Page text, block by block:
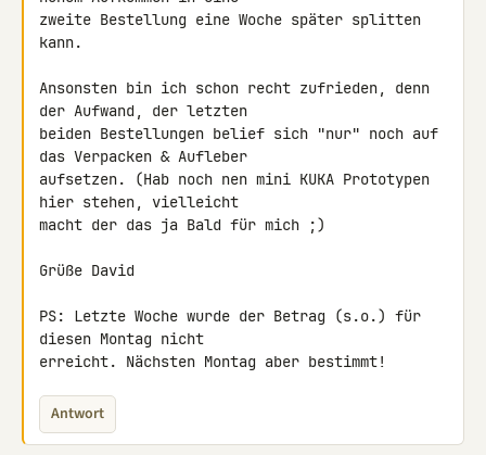
zweite Bestellung eine Woche später splitten
kann.
Ansonsten bin ich schon recht zufrieden, denn
der Aufwand, der letzten
beiden Bestellungen belief sich "nur" noch auf
das Verpacken & Aufleber
aufsetzen. (Hab noch nen mini KUKA Prototypen
hier stehen, vielleicht
macht der das ja Bald für mich ;)
Grüße David
PS: Letzte Woche wurde der Betrag (s.o.) für
diesen Montag nicht
erreicht. Nächsten Montag aber bestimmt!
Antwort